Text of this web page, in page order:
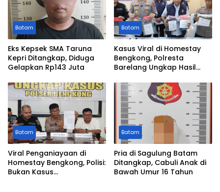
Batam
Eks Kepsek SMA Taruna
Kepri Ditangkap, Diduga
Gelapkan Rp143 Juta
Batam
Kasus Viral di Homestay
Bengkong, Polresta
Barelang Ungkap Hasil
Perkara
Batam
Viral Penganiayaan di
Homestay Bengkong, Polisi:
Bukan Kasus
Batam
Pria di Sagulung Batam
Ditangkap, Cabuli Anak di
Bawah Umur 16 Tahun